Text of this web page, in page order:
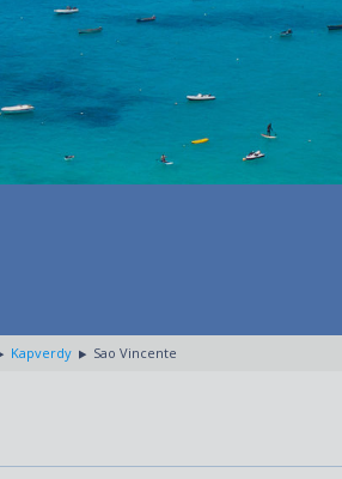
Kapverdy Sao Vincente